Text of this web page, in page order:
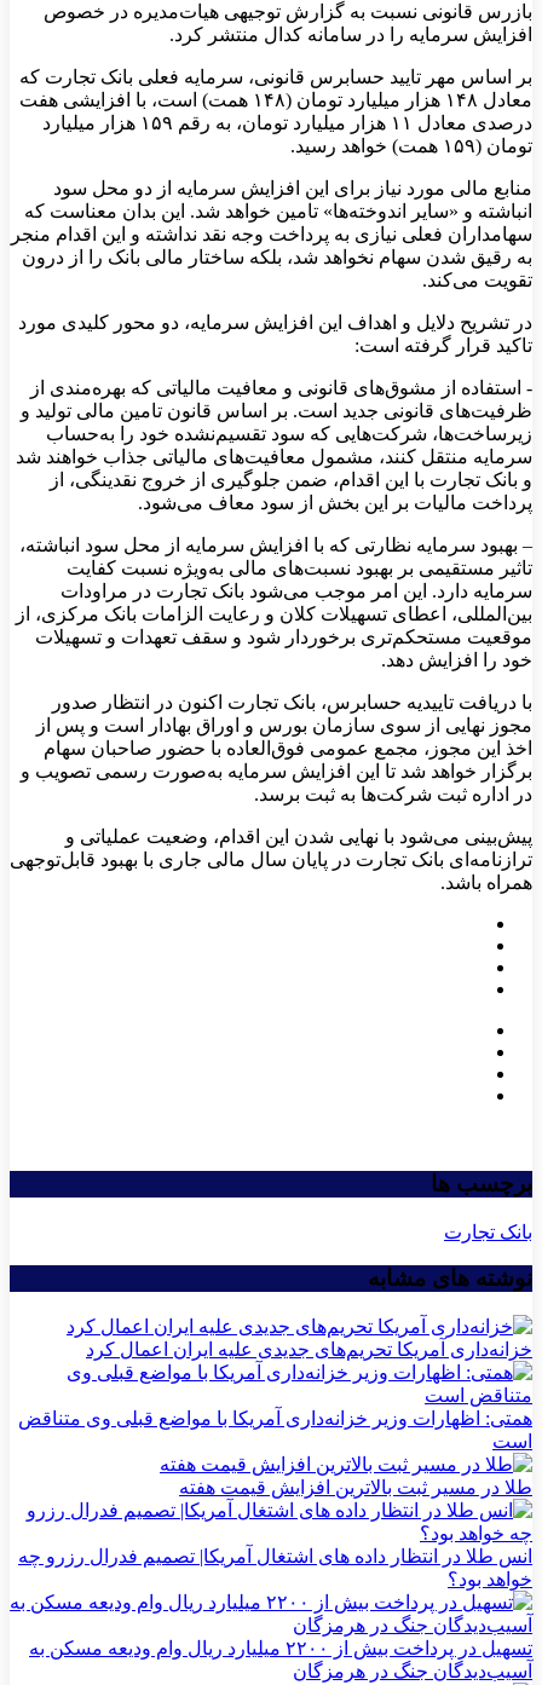
بازرس قانونی نسبت به گزارش توجیهی هیات‌مدیره در خصوص
افزایش سرمایه را در سامانه کدال منتشر کرد.
بر اساس مهر تایید حسابرس قانونی، سرمایه فعلی بانک تجارت که
معادل ۱۴۸ هزار میلیارد تومان (۱۴۸ همت) است، با افزایشی هفت
درصدی معادل ۱۱ هزار میلیارد تومان، به رقم ۱۵۹ هزار میلیارد
تومان (۱۵۹ همت) خواهد رسید.
​منابع مالی مورد نیاز برای این افزایش سرمایه از دو محل سود
انباشته و «سایر اندوخته‌ها» تامین خواهد شد. این بدان معناست که
سهامداران فعلی نیازی به پرداخت وجه نقد نداشته و این اقدام منجر
به رقیق شدن سهام نخواهد شد، بلکه ساختار مالی بانک را از درون
تقویت می‌کند.
​در تشریح دلایل و اهداف این افزایش سرمایه، دو محور کلیدی مورد
تاکید قرار گرفته است:
​- استفاده از مشوق‌های قانونی و معافیت مالیاتی که بهره‌مندی از
ظرفیت‌های قانونی جدید است. بر اساس قانون تامین مالی تولید و
زیرساخت‌ها، شرکت‌هایی که سود تقسیم‌نشده خود را به‌حساب
سرمایه منتقل کنند، مشمول معافیت‌های مالیاتی جذاب خواهند شد
و بانک تجارت با این اقدام، ضمن جلوگیری از خروج نقدینگی، از
پرداخت مالیات بر این بخش از سود معاف می‌شود.
– بهبود سرمایه نظارتی که با افزایش سرمایه از محل سود انباشته،
تاثیر مستقیمی بر بهبود نسبت‌های مالی به‌ویژه نسبت کفایت
سرمایه دارد. این امر موجب می‌شود بانک تجارت در مراودات
بین‌المللی، اعطای تسهیلات کلان و رعایت الزامات بانک مرکزی، از
موقعیت مستحکم‌تری برخوردار شود و سقف تعهدات و تسهیلات
خود را افزایش دهد.
​با دریافت تاییدیه حسابرس، بانک تجارت اکنون در انتظار صدور
مجوز نهایی از سوی سازمان بورس و اوراق بهادار است و پس از
اخذ این مجوز، مجمع عمومی فوق‌العاده با حضور صاحبان سهام
برگزار خواهد شد تا این افزایش سرمایه به‌صورت رسمی تصویب و
در اداره ثبت شرکت‌ها به ثبت برسد.
​پیش‌بینی می‌شود با نهایی شدن این اقدام، وضعیت عملیاتی و
ترازنامه‌ای بانک تجارت در پایان سال مالی جاری با بهبود قابل‌توجهی
همراه باشد.
برچسب ها
بانک تجارت
نوشته های مشابه
خزانه‌داری آمریکا تحریم‌های جدیدی علیه ایران اعمال کرد
همتی: اظهارات وزیر خزانه‌داری آمریکا با مواضع قبلی وی متناقض
است
طلا در مسیر ثبت بالاترین افزایش قیمت هفته
انس طلا در انتظار داده های اشتغال آمریکا| تصمیم فدرال رزرو چه
خواهد بود؟
تسهیل در پرداخت بیش از ۲۲۰۰ میلیارد ریال وام ودیعه مسکن به
آسیب‌دیدگان جنگ در هرمزگان